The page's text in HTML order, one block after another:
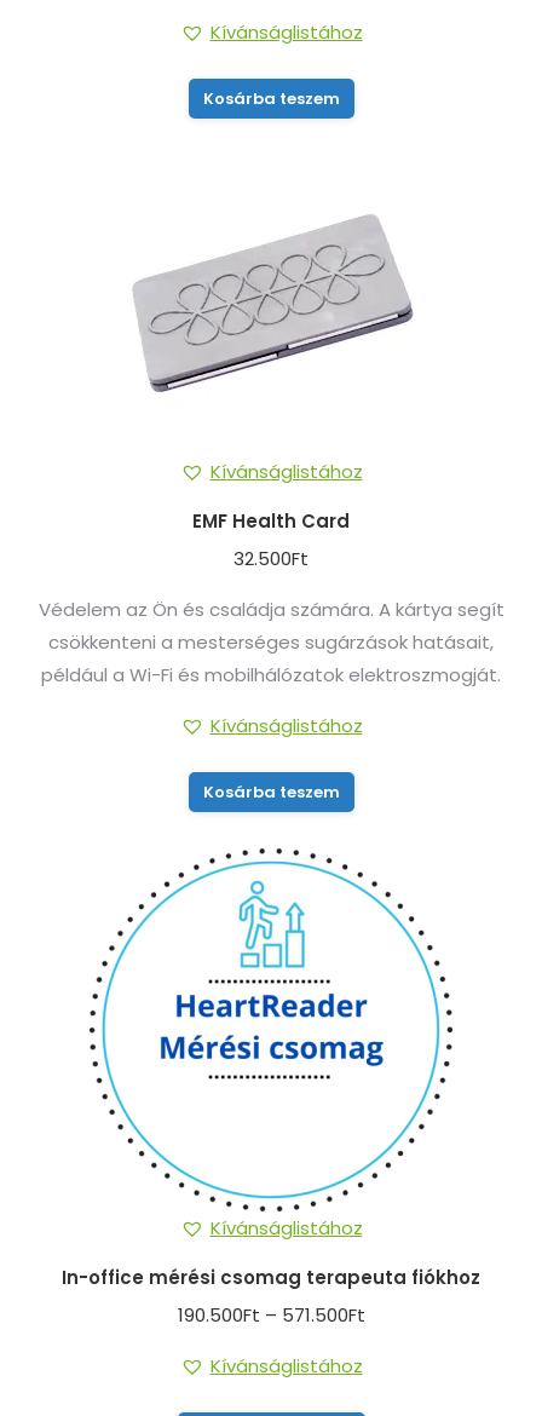
Kívánságlistához
Kosárba teszem
Kívánságlistához
EMF Health Card
32.500Ft
Védelem az Ön és családja számára. A kártya segít
csökkenteni a mesterséges sugárzások hatásait,
például a Wi-Fi és mobilhálózatok elektroszmogját.
Kívánságlistához
Kosárba teszem
Kívánságlistához
In-office mérési csomag terapeuta fiókhoz
190.500Ft – 571.500FtÁrtartomány:
Kívánságlistához